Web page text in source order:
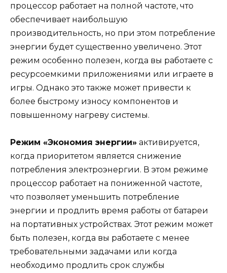
процессор работает на полной частоте, что
обеспечивает наибольшую
производительность, но при этом потребление
энергии будет существенно увеличено. Этот
режим особенно полезен, когда вы работаете с
ресурсоемкими приложениями или играете в
игры. Однако это также может привести к
более быстрому износу компонентов и
повышенному нагреву системы.
Режим «Экономия энергии» активируется,
когда приоритетом является снижение
потребления электроэнергии. В этом режиме
процессор работает на пониженной частоте,
что позволяет уменьшить потребление
энергии и продлить время работы от батареи
на портативных устройствах. Этот режим может
быть полезен, когда вы работаете с менее
требовательными задачами или когда
необходимо продлить срок службы